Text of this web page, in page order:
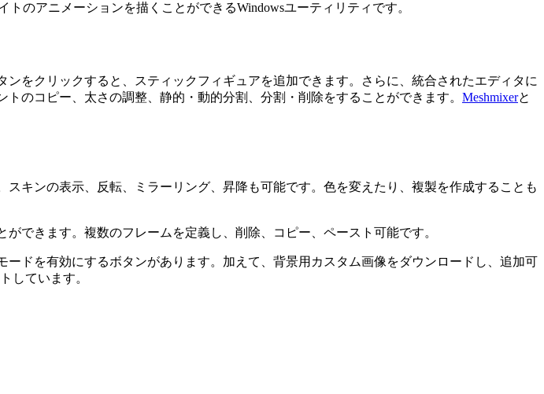
のアニメーションを描くことができるWindowsユーティリティです。
をクリックすると、スティックフィギュアを追加できます。さらに、統合されたエディタに
のコピー、太さの調整、静的・動的分割、分割・削除をすることができます。 Meshmixerと
キンの表示、反転、ミラーリング、昇降も可能です。色を変えたり、複製を作成することも
できます。複数のフレームを定義し、削除、コピー、ペースト可能です。
ドを有効にするボタンがあります。加えて、背景用カスタム画像をダウンロードし、追加可
しています。